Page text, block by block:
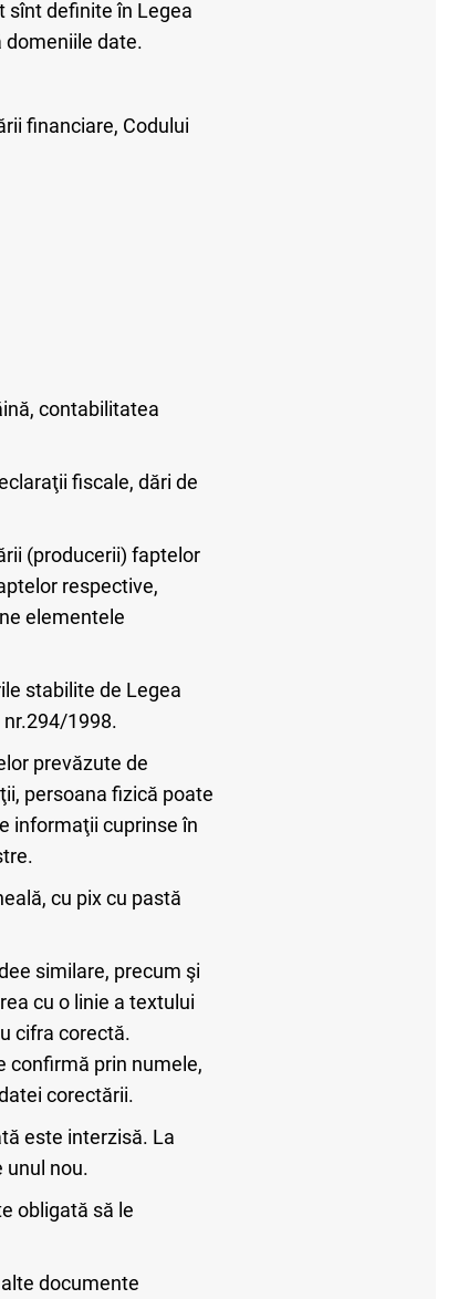
sînt definite în Legea
domeniile date.
financiare, Codului
contabilitatea
fiscale, dări de
(producerii) faptelor
respective,
elementele
stabilite de Legea
1998.
prevăzute de
persoana fizică poate
informaţii cuprinse în
cu pix cu pastă
similare, precum şi
cu o linie a textului
cifra corectă.
confirmă prin numele,
corectării.
este interzisă. La
unul nou.
obligată să le
documente